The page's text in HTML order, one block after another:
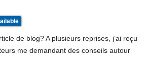
de blog? A plusieurs reprises, j’ai reçu
me demandant des conseils autour